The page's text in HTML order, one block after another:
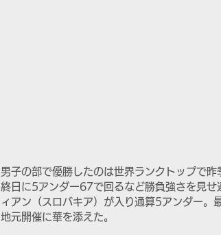
男子の部で優勝したのは世界ランクトップで
終日に5アンダー67で回るなど勝負強さを見
ィアン（スロバキア）が入り通算5アンダー。
地元開催に華を添えた。